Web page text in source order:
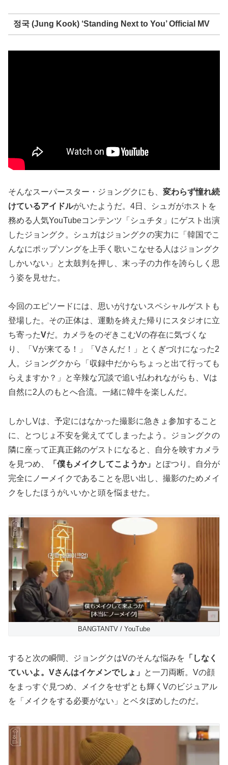
정국 (Jung Kook) ‘Standing Next to You’ Official MV
そんなスーパースター・ジョングクにも、 変わらず憧れ続
けているアイドルがいたようだ。4日、シュガがホストを
務める人気YouTubeコンテンツ「シュチタ」にゲスト出演
したジョングク。シュガはジョングクの実力に「韓国でこ
んなにポップソングを上手く歌いこなせる人はジョングク
しかいない」と太鼓判を押し、末っ子の力作を誇らしく思
う姿を見せた。
今回のエピソードには、思いがけないスペシャルゲストも
登場した。その正体は、運動を終えた帰りにスタジオに立
ち寄ったVだ。カメラをのぞきこむVの存在に気づくな
り、「Vが来てる！」「Vさんだ！」とくぎづけになった2
人。ジョングクから「収録中だからちょっと出て行っても
らえますか？」と辛辣な冗談で追い払われながらも、Vは
自然に2人のもとへ合流。一緒に韓牛を楽しんだ。
しかしVは、予定にはなかった撮影に急きょ参加すること
に、とつじょ不安を覚えててしまったよう。ジョングクの
隣に座って正真正銘のゲストになると、自分を映すカメラ
を見つめ、
「僕もメイクしてこようか」
とぽつり。自分が
完全にノーメイクであることを思い出し、撮影のためメイ
クをしたほうがいいかと頭を悩ませた。
BANGTANTV / YouTube
すると次の瞬間、ジョングクはVのそんな悩みを 「しなく
ていいよ。Vさんはイケメンでしょ」
と一刀両断。Vの顔
をまっすぐ見つめ、メイクをせずとも輝くVのビジュアル
を「メイクをする必要がない」とベタぼめしたのだ。